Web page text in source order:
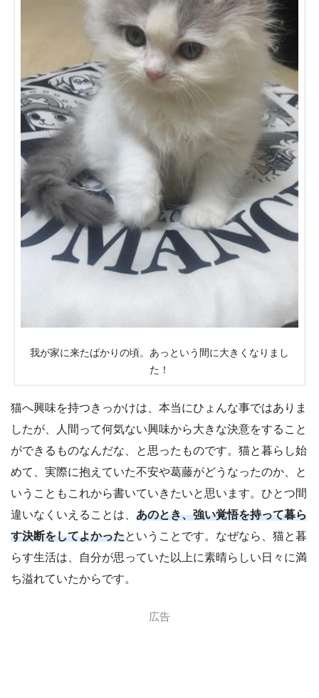
我が家に来たばかりの頃。あっという間に大きくなりまし
た！
猫へ興味を持つきっかけは、本当にひょんな事ではありま
したが、人間って何気ない興味から大きな決意をすること
ができるものなんだな、と思ったものです。猫と暮らし始
めて、実際に抱えていた不安や葛藤がどうなったのか、と
いうこともこれから書いていきたいと思います。ひとつ間
違いなくいえることは、 あのとき、強い覚悟を持って暮ら
す決断をしてよかったということです。なぜなら、猫と暮
らす生活は、自分が思っていた以上に素晴らしい日々に満
ち溢れていたからです。
広告